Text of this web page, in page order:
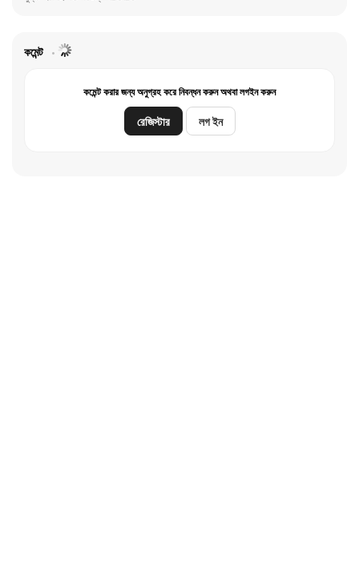
কমেন্ট
কমেন্ট করার জন্য অনুগ্রহ করে নিবন্ধন করুন অথবা লগইন করুন
রেজিস্টার লগ ইন